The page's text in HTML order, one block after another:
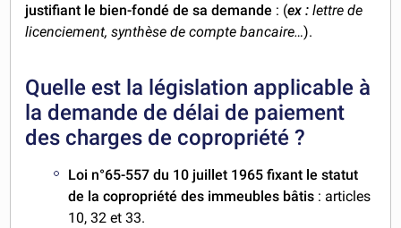
justifiant le bien-fondé de sa demande : (ex : lettre de
licenciement, synthèse de compte bancaire…).
Quelle est la législation applicable à
la demande de délai de paiement
des charges de copropriété ?
Loi n°65-557 du 10 juillet 1965 fixant le statut
de la copropriété des immeubles bâtis : articles
10, 32 et 33.